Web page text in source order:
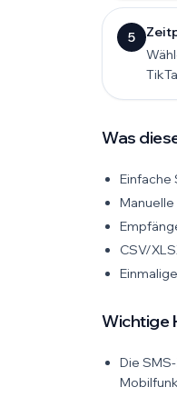
5
Was
Einfache
CSV/
Wichtige
Die